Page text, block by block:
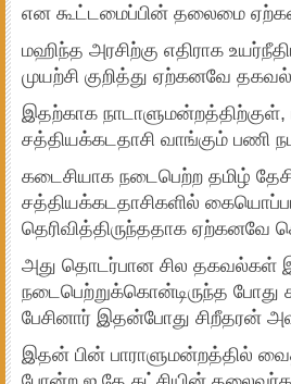
என கூட்டமைப்பின் தலைமை
மஹிந்த அரசிற்கு எதிராக
முயற்சி குறித்து ஏற்கனவே தகவல்
இதற்காக
சத்தியக்கடதாசி வாங்கும் பணி
கடைசியாக நடைபெற்ற தமிழ்
சத்தியக்கடதாசிகளில்
தெரிவித்திருந்ததாக ஏற்கனவே
அது தொடர்பான சில தகவல்கள்
நடைபெற்றுக்கொன்டிருந்த
பேசினார் இதன்போது சிறீதரன்
இதன் பின் பாராளுமன்றத்தில்